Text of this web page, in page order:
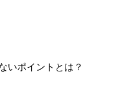
いポイントとは？